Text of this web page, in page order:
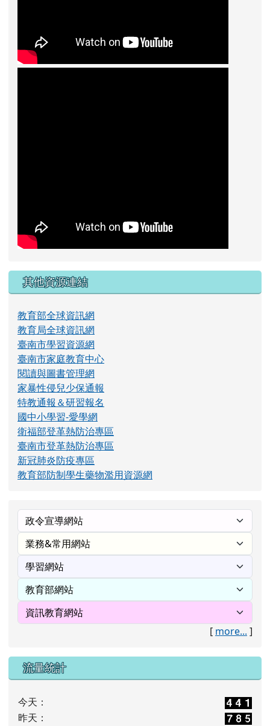
其他資源連結
教育部全球資訊網
教育局全球資訊網
臺南市學習資源網
臺南市家庭教育中心
閱讀與圖書管理網
家暴性侵兒少保通報
特教通報＆研習報名
國中小學習-愛學網
衛福部登革熱防治專區
臺南市登革熱防治專區
新冠肺炎防疫專區
教育部防制學生藥物濫用資源網
[ more... ]
流量統計
今天：
昨天：